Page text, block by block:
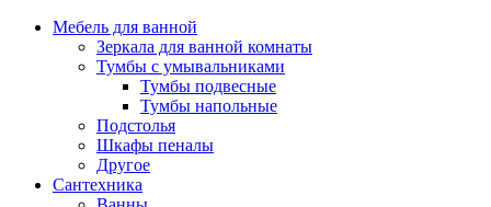
Мебель для ванной
Зеркала для ванной комнаты
Тумбы с умывальниками
Тумбы подвесные
Тумбы напольные
Подстолья
Шкафы пеналы
Другое
Сантехника